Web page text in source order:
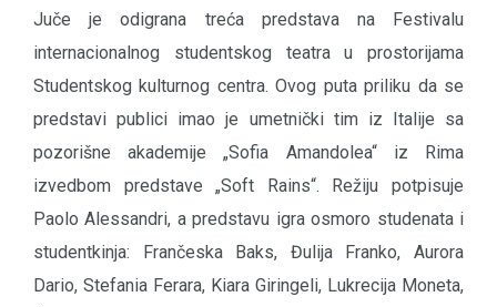
Juče je odigrana treća predstava na Festivalu
internacionalnog studentskog teatra u prostorijama
Studentskog kulturnog centra. Ovog puta priliku da se
predstavi publici imao je umetnički tim iz Italije sa
pozorišne akademije „Sofia Amandolea“ iz Rima
izvedbom predstave „Soft Rains“. Režiju potpisuje
Paolo Alessandri, a predstavu igra osmoro studenata i
studentkinja: Frančeska Baks, Đulija Franko, Aurora
Dario, Stefania Ferara, Kiara Giringeli, Lukrecija Moneta,